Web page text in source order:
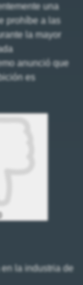
una
prohíbe a las
la mayor
anunció que
es
la industria de